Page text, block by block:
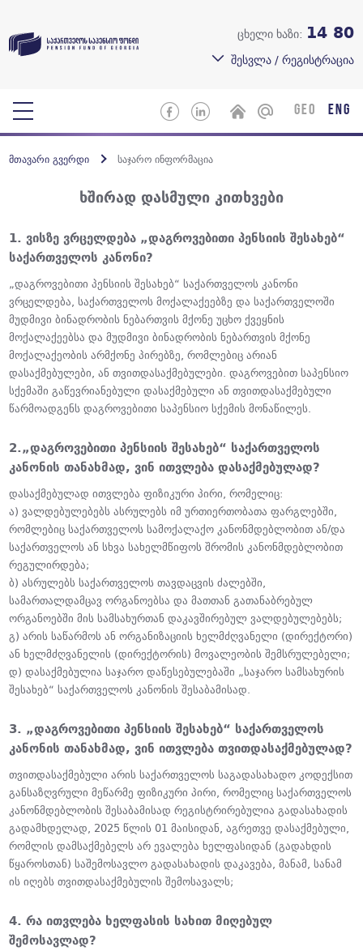
ცხელი ხაზი: 14 80
შესვლა / რეგისტრაცია
GEO ENG
მთავარი გვერდი საჯარო ინფორმაცია
ხშირად დასმული კითხვები
1. ვისზე ვრცელდება „დაგროვებითი პენსიის შესახებ“
საქართველოს კანონი?
„დაგროვებითი პენსიის შესახებ“ საქართველოს კანონი
ვრცელდება, საქართველოს მოქალაქეებზე და საქართველოში
მუდმივი ბინადრობის ნებართვის მქონე უცხო ქვეყნის
მოქალაქეებსა და მუდმივი ბინადრობის ნებართვის მქონე
მოქალაქეობის არმქონე პირებზე, რომლებიც არიან
დასაქმებულები, ან თვითდასაქმებულები. დაგროვებით საპენსიო
სქემაში გაწევრიანებული დასაქმებული ან თვითდასაქმებული
წარმოადგენს დაგროვებითი საპენსიო სქემის მონაწილეს.
2.„დაგროვებითი პენსიის შესახებ“ საქართველოს
კანონის თანახმად, ვინ ითვლება დასაქმებულად?
დასაქმებულად ითვლება ფიზიკური პირი, რომელიც:
ა) ვალდებულებებს ასრულებს იმ ურთიერთობათა ფარგლებში,
რომლებიც საქართველოს სამოქალაქო კანონმდებლობით ან/და
საქართველოს ან სხვა სახელმწიფოს შრომის კანონმდებლობით
რეგულირდება;
ბ) ასრულებს საქართველოს თავდაცვის ძალებში,
სამართალდამცავ ორგანოებსა და მათთან გათანაბრებულ
ორგანოებში მის სამსახურთან დაკავშირებულ ვალდებულებებს;
გ) არის საწარმოს ან ორგანიზაციის ხელმძღვანელი (დირექტორი)
ან ხელმძღვანელის (დირექტორის) მოვალეობის შემსრულებელი;
დ) დასაქმებულია საჯარო დაწესებულებაში „საჯარო სამსახურის
შესახებ“ საქართველოს კანონის შესაბამისად.
3. „დაგროვებითი პენსიის შესახებ“ საქართველოს
კანონის თანახმად, ვინ ითვლება თვითდასაქმებულად?
თვითდასაქმებული არის საქართველოს საგადასახადო კოდექსით
განსაზღვრული მეწარმე ფიზიკური პირი, რომელიც საქართველოს
კანონმდებლობის შესაბამისად რეგისტრირებულია გადასახადის
გადამხდელად, 2025 წლის 01 მაისიდან, აგრეთვე დასაქმებული,
რომლის დამსაქმებელს არ ევალება ხელფასიდან (გადახდის
წყაროსთან) საშემოსავლო გადასახადის დაკავება, მანამ, სანამ
ის იღებს თვითდასაქმებულის შემოსავალს;
4. რა ითვლება ხელფასის სახით მიღებულ
შემოსავლად?